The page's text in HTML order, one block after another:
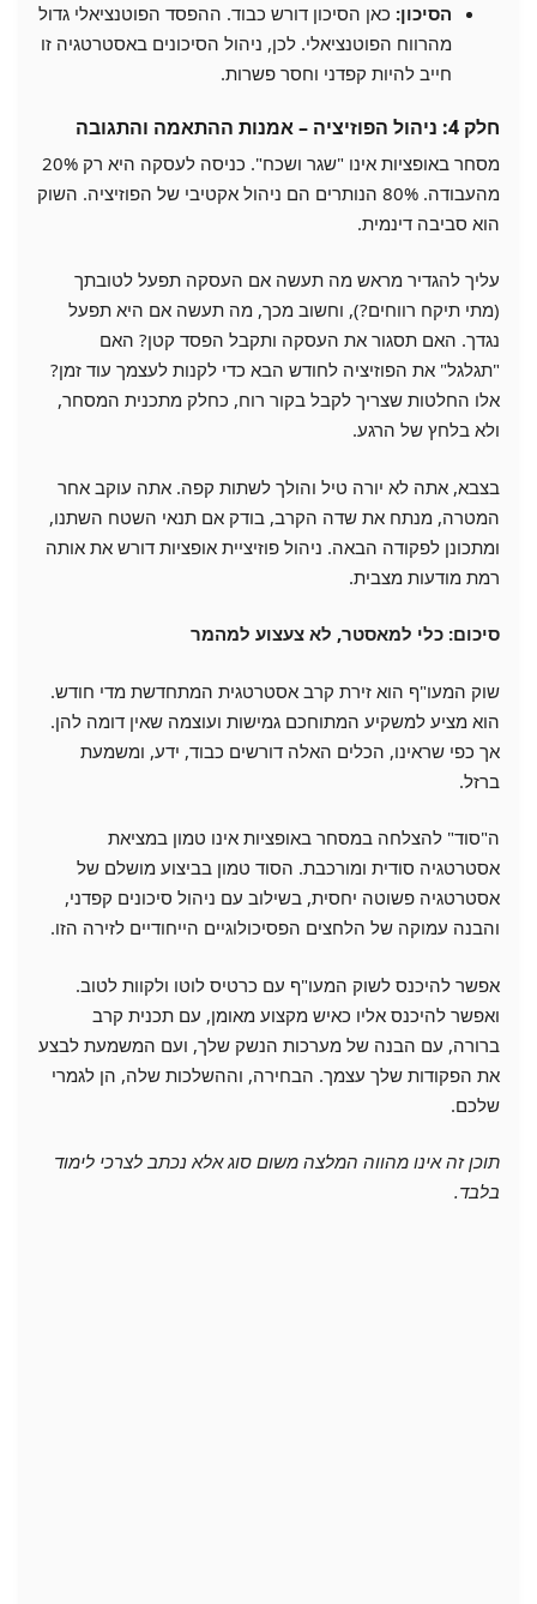
הסיכון: כאן הסיכון דורש כבוד. ההפסד הפוטנציאלי גדול
מהרווח הפוטנציאלי. לכן, ניהול הסיכונים באסטרטגיה זו
חייב להיות קפדני וחסר פשרות.
חלק 4: ניהול הפוזיציה – אמנות ההתאמה והתגובה
מסחר באופציות אינו "שגר ושכח". כניסה לעסקה היא רק 20%
מהעבודה. 80% הנותרים הם ניהול אקטיבי של הפוזיציה. השוק
הוא סביבה דינמית.
עליך להגדיר מראש מה תעשה אם העסקה תפעל לטובתך
(מתי תיקח רווחים?), וחשוב מכך, מה תעשה אם היא תפעל
נגדך. האם תסגור את העסקה ותקבל הפסד קטן? האם
"תגלגל" את הפוזיציה לחודש הבא כדי לקנות לעצמך עוד זמן?
אלו החלטות שצריך לקבל בקור רוח, כחלק מתכנית המסחר,
ולא בלחץ של הרגע.
בצבא, אתה לא יורה טיל והולך לשתות קפה. אתה עוקב אחר
המטרה, מנתח את שדה הקרב, בודק אם תנאי השטח השתנו,
ומתכונן לפקודה הבאה. ניהול פוזיציית אופציות דורש את אותה
רמת מודעות מצבית.
סיכום: כלי למאסטר, לא צעצוע למהמר
שוק המעו"ף הוא זירת קרב אסטרטגית המתחדשת מדי חודש.
הוא מציע למשקיע המתוחכם גמישות ועוצמה שאין דומה להן.
אך כפי שראינו, הכלים האלה דורשים כבוד, ידע, ומשמעת
ברזל.
ה"סוד" להצלחה במסחר באופציות אינו טמון במציאת
אסטרטגיה סודית ומורכבת. הסוד טמון בביצוע מושלם של
אסטרטגיה פשוטה יחסית, בשילוב עם ניהול סיכונים קפדני,
והבנה עמוקה של הלחצים הפסיכולוגיים הייחודיים לזירה הזו.
אפשר להיכנס לשוק המעו"ף עם כרטיס לוטו ולקוות לטוב.
ואפשר להיכנס אליו כאיש מקצוע מאומן, עם תכנית קרב
ברורה, עם הבנה של מערכות הנשק שלך, ועם המשמעת לבצע
את הפקודות שלך עצמך. הבחירה, וההשלכות שלה, הן לגמרי
שלכם.
תוכן זה אינו מהווה המלצה משום סוג אלא נכתב לצרכי לימוד
בלבד.